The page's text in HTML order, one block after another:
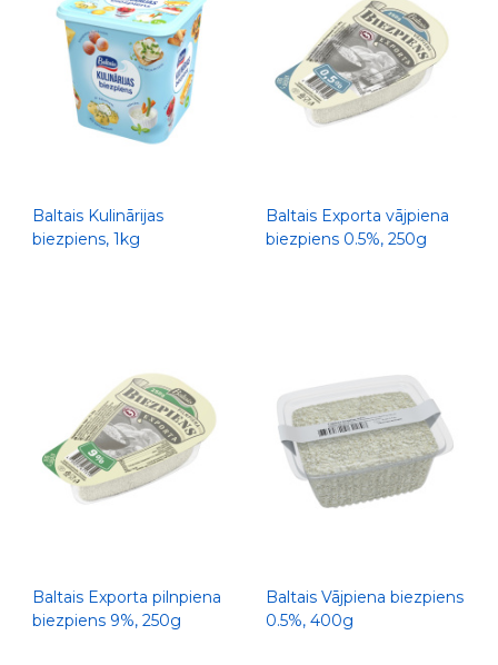
Baltais Kulinārijas
biezpiens, 1kg
Baltais Exporta vājpiena
biezpiens 0.5%, 250g
Baltais Exporta pilnpiena
biezpiens 9%, 250g
Baltais Vājpiena biezpiens
0.5%, 400g